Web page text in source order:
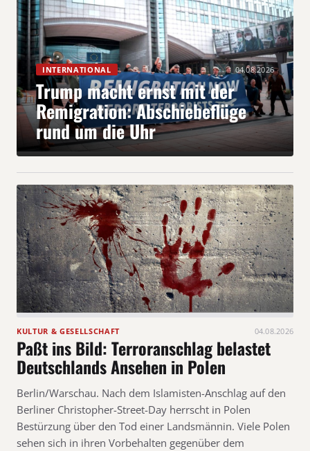
INTERNATIONAL 04.08.2026
Trump macht ernst mit der
Remigration: Abschiebeflüge
rund um die Uhr
KULTUR & GESELLSCHAFT 04.08.2026
Paßt ins Bild: Terroranschlag belastet
Deutschlands Ansehen in Polen
Berlin/Warschau. Nach dem Islamisten-Anschlag auf den
Berliner Christopher-Street-Day herrscht in Polen
Bestürzung über den Tod einer Landsmännin. Viele Polen
sehen sich in ihren Vorbehalten gegenüber dem